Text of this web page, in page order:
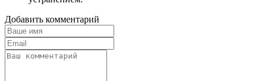
Добавить комментарий